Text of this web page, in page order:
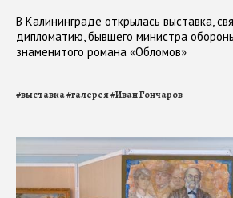
В Калининграде открылась выставка,
дипломатию, бывшего министра
знаменитого романа «Обломов»
#выставка#галерея#Иван Гончаров